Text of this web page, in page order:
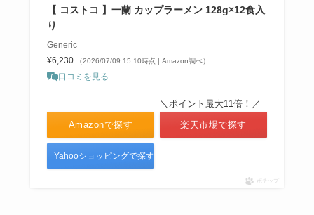
【 コストコ 】一蘭 カップラーメン 128g×12食入
り
Generic
¥6,230
（2026/07/09 15:10時点 | Amazon調べ）
口コミを見る
Amazonで探す
＼ポイント最大11倍！／
楽天市場で探す
Yahooショッピングで探す
ポチップ